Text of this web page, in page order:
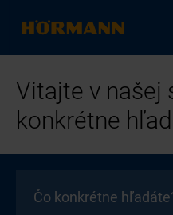
Vitajte v našej
konkrétne